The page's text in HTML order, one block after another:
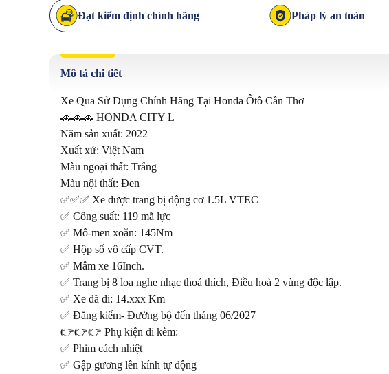
Đạt kiểm định chính hãng Pháp lý an toàn
Mô tả chi tiết
Xe Qua Sử Dụng Chính Hãng Tại Honda Ôtô Cần Thơ
🚗🚗🚗 HONDA CITY L
Năm sản xuất: 2022
Xuất xứ: Việt Nam
Màu ngoại thất: Trắng
Màu nội thất: Đen
✅✅✅ Xe được trang bị động cơ 1.5L VTEC
✅ Công suất: 119 mã lực
✅ Mô-men xoắn: 145Nm
✅ Hộp số vô cấp CVT.
✅ Mâm xe 16Inch.
✅ Trang bị 8 loa nghe nhạc thoả thích, Điều hoà 2 vùng độc lập.
✅ Xe đã đi: 14.xxx Km
✅ Đăng kiểm- Đường bộ đến tháng 06/2027
👉👉👉 Phụ kiện đi kèm:
✅ Phim cách nhiệt
✅ Gập gương lên kính tự động